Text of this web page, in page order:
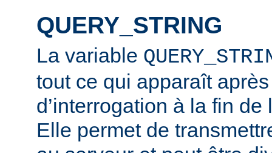
QUERY_STRING
La variable
tout ce qui apparaît
d’interrogation à la fin de
Elle permet de